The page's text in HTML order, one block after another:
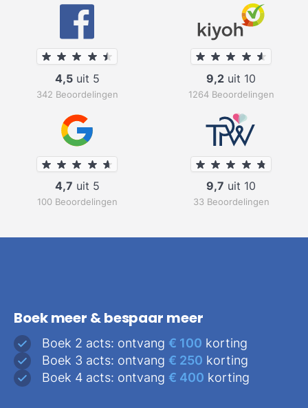
4,5uit 5
342 Beoordelingen
9,2 uit 10
1264 Beoordelingen
4,7 uit 5
100 Beoordelingen
9,7 uit 10
33 Beoordelingen
Boek meer & bespaar meer
Boek 2 acts: ontvang € 100 korting
Boek 3 acts: ontvang € 250 korting
Boek 4 acts: ontvang € 400 korting